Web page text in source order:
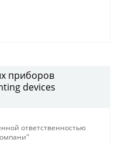
приборов
devices
ответственностью